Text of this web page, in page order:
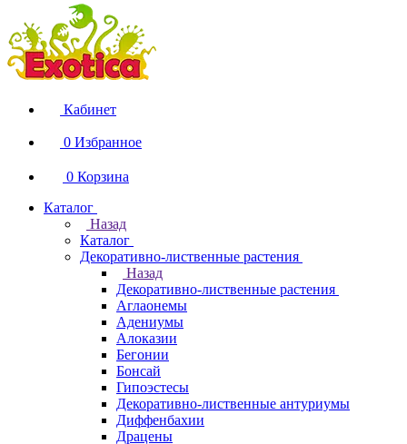
Кабинет
0 Избранное
0 Корзина
Каталог
Назад
Каталог
Декоративно-лиственные растения
Назад
Декоративно-лиственные растения
Аглаонемы
Адениумы
Алоказии
Бегонии
Бонсай
Гипоэстесы
Декоративно-лиственные антуриумы
Диффенбахии
Драцены